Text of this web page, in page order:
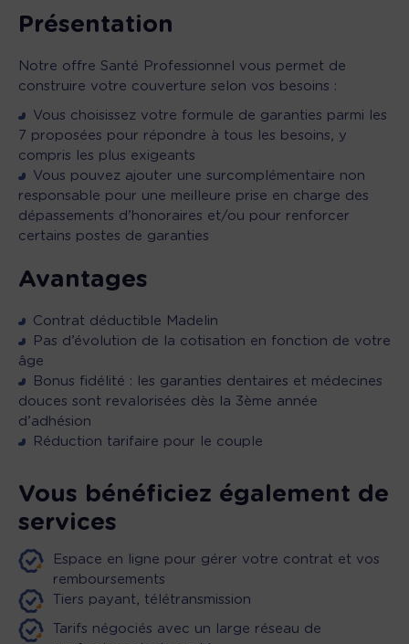
Présentation
Notre offre Santé Professionnel vous permet de
construire votre couverture selon vos besoins :
Vous choisissez votre formule de garanties parmi les
7 proposées pour répondre à tous les besoins, y
compris les plus exigeants
Vous pouvez ajouter une surcomplémentaire non
responsable pour une meilleure prise en charge des
dépassements d’honoraires et/ou pour renforcer
certains postes de garanties
Avantages
Contrat déductible Madelin
Pas d’évolution de la cotisation en fonction de votre
âge
Bonus fidélité : les garanties dentaires et médecines
douces sont revalorisées dès la 3ème année
d’adhésion
Réduction tarifaire pour le couple
Vous bénéficiez également de
services
Espace en ligne pour gérer votre contrat et vos
remboursements
Tiers payant, télétransmission
Tarifs négociés avec un large réseau de